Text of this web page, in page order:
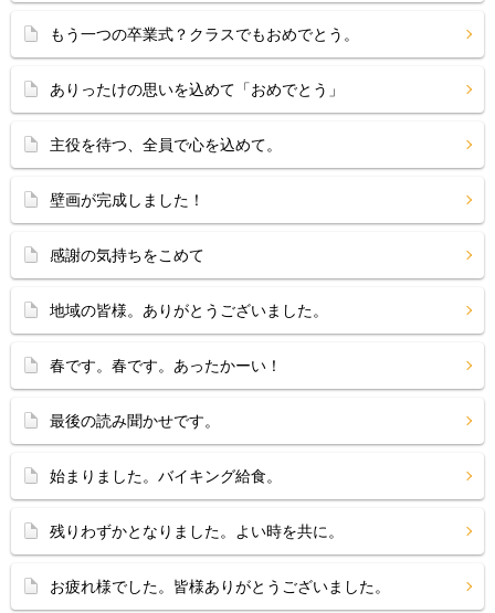
もう一つの卒業式？クラスでもおめでとう。
ありったけの思いを込めて「おめでとう」
主役を待つ、全員で心を込めて。
壁画が完成しました！
感謝の気持ちをこめて
地域の皆様。ありがとうございました。
春です。春です。あったかーい！
最後の読み聞かせです。
始まりました。バイキング給食。
残りわずかとなりました。よい時を共に。
お疲れ様でした。皆様ありがとうございました。